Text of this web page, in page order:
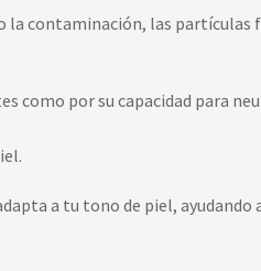
la contaminación, las partículas
como por su capacidad para
a tu tono de piel, ayudando